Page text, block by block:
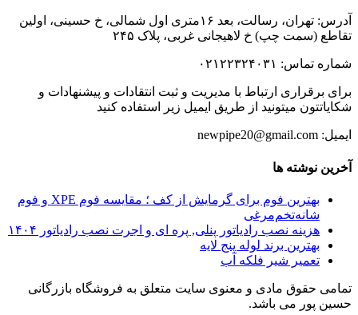
آدرس: تهران، رسالت، بعد ۱۶متری اول شمالی، خ حسینی، اولین
تقاطع (سمت چپ) خ لاهیجانی غربی، پلاک ۲۴۵
شماره تماس: ۰۲۱۲۲۳۲۴۰۳۱
برای برقراری ارتباط با مدیریت و ثبت انتقادات و پیشنهادات و
شکایاتتون میتونید از طریق ایمیل زیر استفاده کنید
ایمیل: newpipe20@gmail.com
آخرین نوشته ها
بهترین فوم برای گرمایش از کف ؛ مقایسه فوم XPE و فوم
شانه‌تخم‌مرغی
هزینه نصب رادیاتور پنلی, پره ای و اجرت نصب رادیاتور ۱۴۰۴
بهترین برند لوله پنج لایه
تعمیر شیر فلکه آب
تمامی حقوق مادی و معنوی سایت متعلق به فروشگاه بازرگانی
حسین پور می باشد.